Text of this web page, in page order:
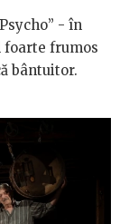
- în
foarte frumos
bântuitor.